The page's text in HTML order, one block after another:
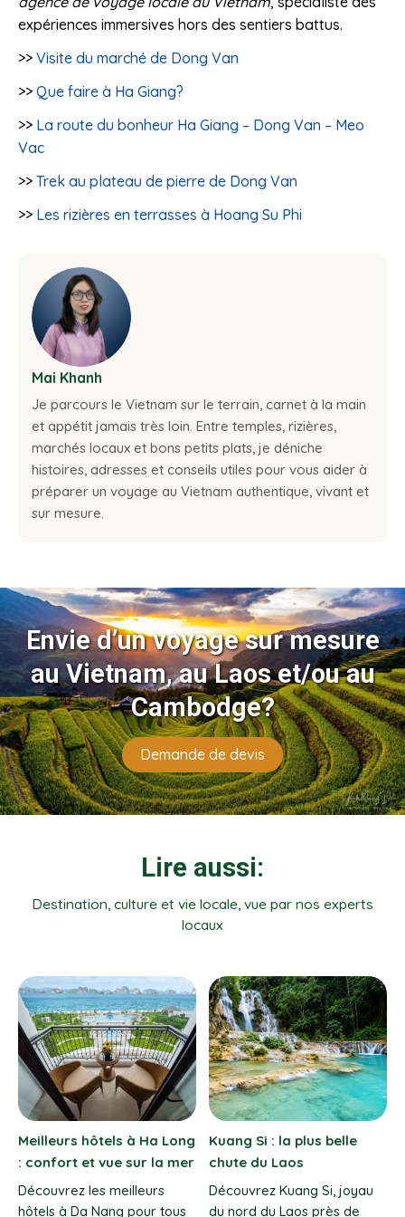
expériences immersives hors des sentiers battus.
>> Visite du marché de Dong Van
>> Que faire à Ha Giang?
>> La route du bonheur Ha Giang – Dong Van – Meo
Vac
>> Trek au plateau de pierre de Dong Van
>> Les rizières en terrasses à Hoang Su Phi
Mai Khanh
Je parcours le Vietnam sur le terrain, carnet à la main
et appétit jamais très loin. Entre temples, rizières,
marchés locaux et bons petits plats, je déniche
histoires, adresses et conseils utiles pour vous aider à
préparer un voyage au Vietnam authentique, vivant et
sur mesure.
Envie d’un voyage sur mesure
au Vietnam, au Laos et/ou au
Cambodge?
Demande de devis
Lire aussi:
Destination, culture et vie locale, vue par nos experts
locaux
Les plus beaux endroits
pour faire du trekking à
Ha Giang
Découvrez les plus beaux
Pai, village bohème du
Nord de la Thaïlande
Explorez Pai, la perle du
Nord de la Thaïlande. Guide